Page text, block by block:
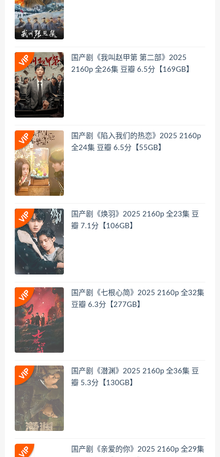
国产剧《我叫赵甲第 第二部》2025
2160p 全26集 豆瓣 6.5分【169GB】
国产剧《陷入我们的热恋》2025 2160p
全24集 豆瓣 6.5分【55GB】
国产剧《焕羽》2025 2160p 全23集 豆
瓣 7.1分【106GB】
国产剧《七根心简》2025 2160p 全32集
豆瓣 6.3分【277GB】
国产剧《潜渊》2025 2160p 全36集 豆
瓣 5.3分【130GB】
国产剧《亲爱的你》2025 2160p 全29集